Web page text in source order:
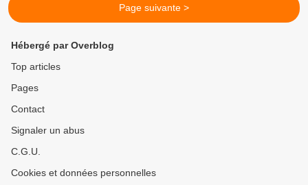
Page suivante >
Hébergé par Overblog
Top articles
Pages
Contact
Signaler un abus
C.G.U.
Cookies et données personnelles